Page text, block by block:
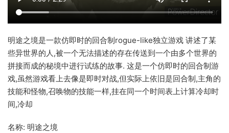
明途之境是一款仿即时的回合制rogue-like独立游戏 讲述了某
些异世界的人,被一个无法描述的存在传送到一个由多个世界的
拼接而成的秘境中进行试练的故事. 这是一个仿即时的回合制游
戏,虽然游戏看上去像是即时对战,但实际上依旧是回合制,主角的
技能和怪物,召唤物的技能一样,挂在同一个时间表上计算冷却时
间,冷却
名称: 明途之境